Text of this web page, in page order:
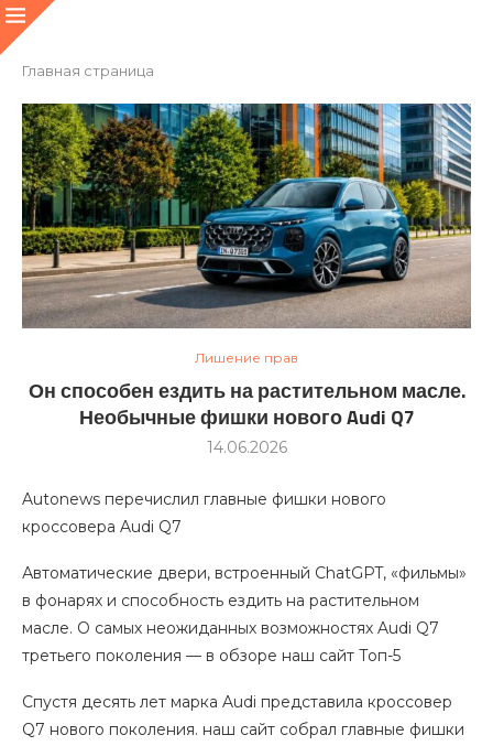
Главная страница
Лишение прав
Он способен ездить на растительном масле.
Необычные фишки нового Audi Q7
14.06.2026
Autonews перечислил главные фишки нового
кроссовера Audi Q7
Автоматические двери, встроенный ChatGPT, «фильмы»
в фонарях и способность ездить на растительном
масле. О самых неожиданных возможностях Audi Q7
третьего поколения — в обзоре наш сайт Топ-5
Спустя десять лет марка Audi представила кроссовер
Q7 нового поколения. наш сайт собрал главные фишки